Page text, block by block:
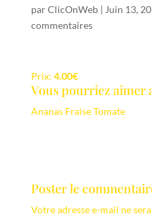
parClicOnWeb| Juin 13,
commentaires
Prix: 4.00€
Vous pourriez aimer
Ananas FraiseTomate
Poster le
Votre adresse e-mail ne